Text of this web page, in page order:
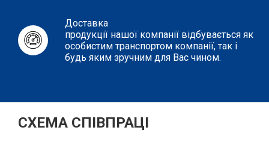
Доставка
продукції нашої компанії відбувається як
особистим транспортом компанії, так і
будь яким зручним для Вас чином.
СХЕМА СПІВПРАЦІ